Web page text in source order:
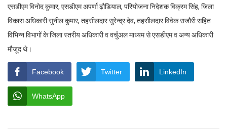
एसडीएम विनोद कुमार, एसडीएम अपर्णा ढ़ौडियाल, परियोजना निदेशक विक्रम सिंह, जिला
विकास अधिकारी सुनील कुमार, तहसीलदार सुरेन्द्र देव, तहसीलदार विवेक राजौरी सहित
विभिन्न विभागों के जिला स्तरीय अधिकारी व वर्चुअल माध्यम से एसडीएम व अन्य अधिकारी
मौजूद थे।
Facebook Twitter LinkedIn
WhatsApp